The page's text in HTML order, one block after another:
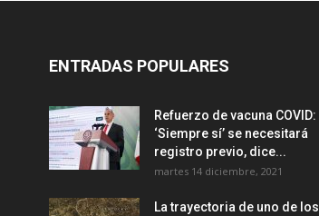
ENTRADAS POPULARES
Refuerzo de vacuna COVID:
‘Siempre sí’ se necesitará
registro previo, dice...
martes 14 diciembre, 2021
La trayectoria de uno de los